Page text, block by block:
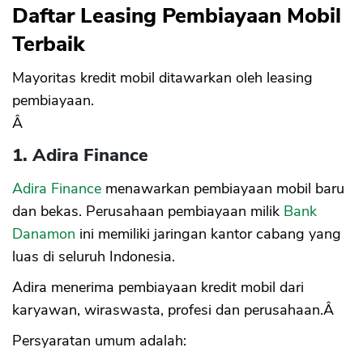
Daftar Leasing Pembiayaan Mobil
Terbaik
Mayoritas kredit mobil ditawarkan oleh leasing
pembiayaan.
Â
1. Adira Finance
Adira Finance menawarkan pembiayaan mobil baru
dan bekas. Perusahaan pembiayaan milik Bank
Danamon ini memiliki jaringan kantor cabang yang
luas di seluruh Indonesia.
Adira menerima pembiayaan kredit mobil dari
karyawan, wiraswasta, profesi dan perusahaan.Â
Persyaratan umum adalah: